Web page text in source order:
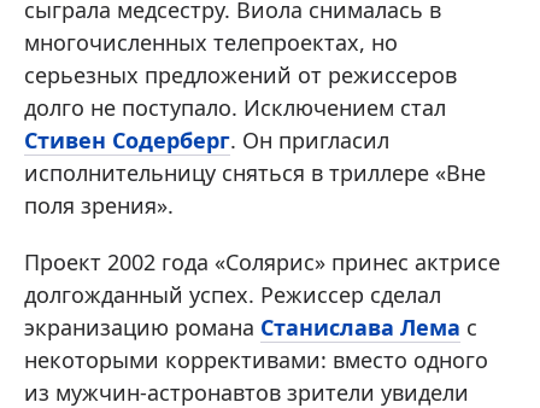
сыграла медсестру. Виола снималась в
многочисленных телепроектах, но
серьезных предложений от режиссеров
долго не поступало. Исключением стал
Стивен Содерберг. Он пригласил
исполнительницу сняться в триллере «Вне
поля зрения».
Проект 2002 года «Солярис» принес актрисе
долгожданный успех. Режиссер сделал
экранизацию романа Станислава Лема с
некоторыми коррективами: вместо одного
из мужчин-астронавтов зрители увидели